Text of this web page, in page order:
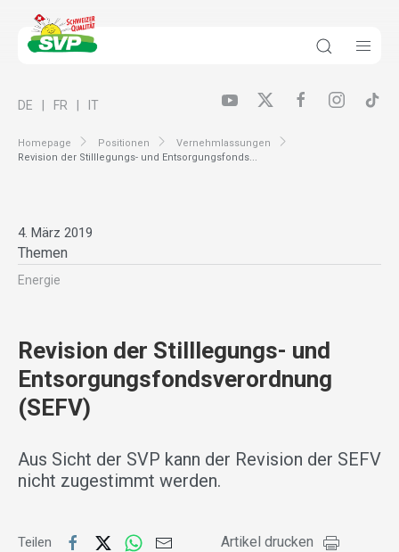
Homepage Positionen
Vernehmlassungen
Revision der Stilllegungs- und Entsorgungsfonds...
DE FR IT
4. März 2019
Themen
Energie
Revision der Stilllegungs- und
Entsorgungsfondsverordnung
(SEFV)
Aus Sicht der SVP kann der Revision der SEFV
nicht zugestimmt werden.
Teilen Artikel drucken